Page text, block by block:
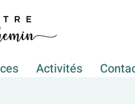
Activités